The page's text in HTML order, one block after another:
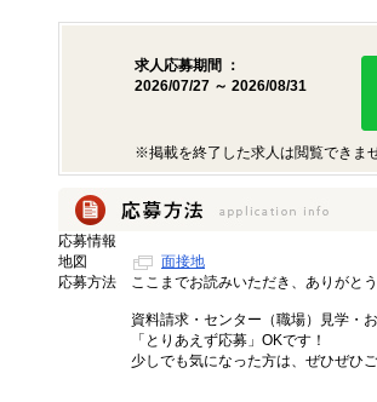
求人応募期間 ：
2026/07/27 ～ 2026/08/31
※掲載を終了した求人は閲覧できま
応募情報
地図
面接地
応募方法
ここまでお読みいただき、ありがと
資料請求・センター（職場）見学・
「とりあえず応募」OKです！
少しでも気になった方は、ぜひぜひ